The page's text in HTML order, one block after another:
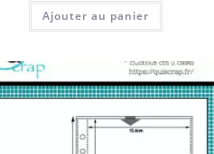
Ajouter au panier